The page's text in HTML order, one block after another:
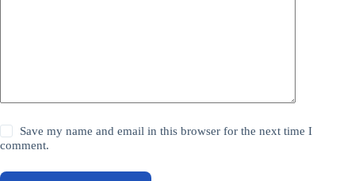
Save my name and email in this browser for the next time I
comment.